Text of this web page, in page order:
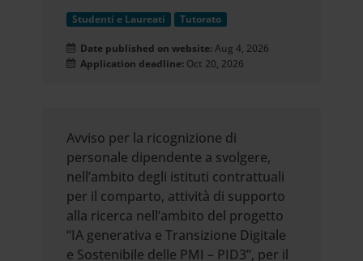
Studenti e Laureati Tutorato
Date published on website:Aug 4, 2026
Application deadline: Oct 20, 2026
Avviso per la ricognizione di
personale dipendente a svolgere,
nell’ambito degli istituti contrattuali
per il comparto, attività di supporto
alla ricerca nell’ambito del progetto
“IA generativa e Transizione Digitale
e Sostenibile delle PMI – PID3”, per il